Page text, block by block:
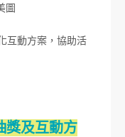
圖
互動方案，協助活
獎及互動方